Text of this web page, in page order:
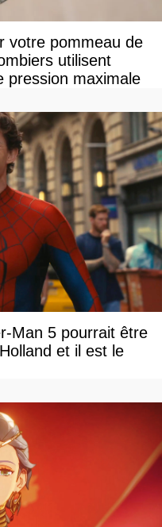
votre pommeau de
utilisent
pression maximale
Man 5 pourrait être
et il est le